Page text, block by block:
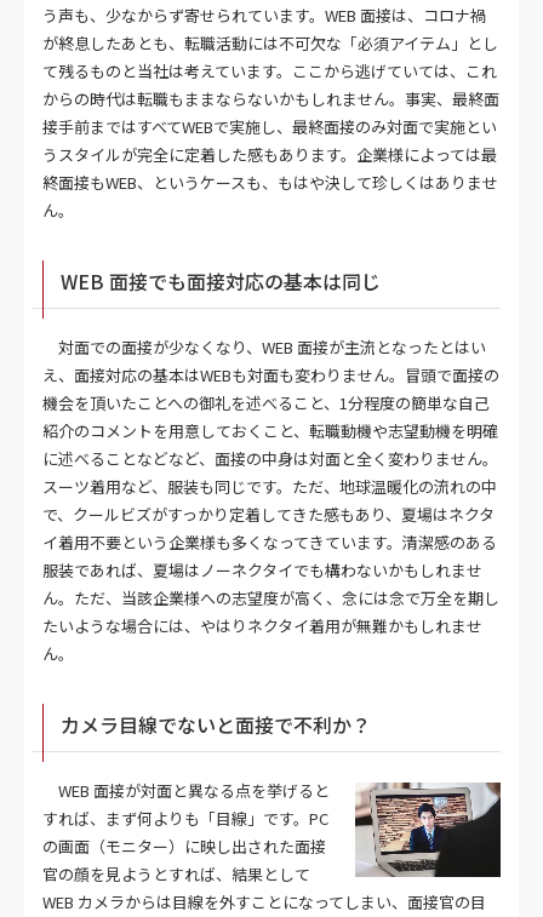
う声も、少なからず寄せられています。WEB 面接は、コロナ禍
が終息したあとも、転職活動には不可欠な「必須アイテム」とし
て残るものと当社は考えています。ここから逃げていては、これ
からの時代は転職もままならないかもしれません。事実、最終面
接手前まではすべてWEBで実施し、最終面接のみ対面で実施とい
うスタイルが完全に定着した感もあります。企業様によっては最
終面接もWEB、というケースも、もはや決して珍しくはありませ
ん。
WEB 面接でも面接対応の基本は同じ
対面での面接が少なくなり、WEB 面接が主流となったとはい
え、面接対応の基本はWEBも対面も変わりません。冒頭で面接の
機会を頂いたことへの御礼を述べること、1分程度の簡単な自己
紹介のコメントを用意しておくこと、転職動機や志望動機を明確
に述べることなどなど、面接の中身は対面と全く変わりません。
スーツ着用など、服装も同じです。ただ、地球温暖化の流れの中
で、クールビズがすっかり定着してきた感もあり、夏場はネクタ
イ着用不要という企業様も多くなってきています。清潔感のある
服装であれば、夏場はノーネクタイでも構わないかもしれませ
ん。ただ、当該企業様への志望度が高く、念には念で万全を期し
たいような場合には、やはりネクタイ着用が無難かもしれませ
ん。
カメラ目線でないと面接で不利か？
WEB 面接が対面と異なる点を挙げると
すれば、まず何よりも「目線」です。PC
の画面（モニター）に映し出された面接
官の顔を見ようとすれば、結果として
WEB カメラからは目線を外すことになってしまい、面接官の目